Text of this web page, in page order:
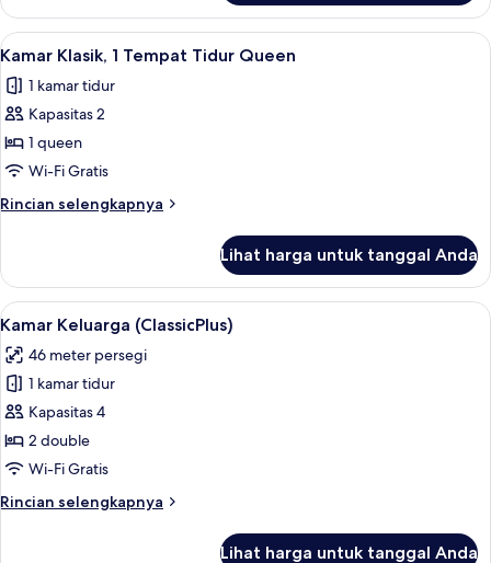
Kamar
Triple
Keluarga
Lihat
semua
foto
untuk
Kamar
Klasik,
1
Tempat
Queen
Kamar Klasik, 1 Tempat Tidur
6
Kamar Klasik, 1 Tempat Tidur Queen
1 kamar tidur
Kapasitas 2
1 queen
Wi-Fi Gratis
Rincian selengkapnya
Rincian
Kamar
Klasik,
1
Tidur
Queen
Lihat harga untuk tanggal Anda
Lihat
semua
foto
untuk
Kamar
Keluarga
(ClassicPlus)
Kamar Keluarga (ClassicPlus) |
4
Kamar Keluarga (ClassicPlus)
46 meter persegi
1 kamar tidur
Kapasitas 4
2 double
Wi-Fi Gratis
Rincian selengkapnya
Rincian
Lihat harga untuk tanggal Anda